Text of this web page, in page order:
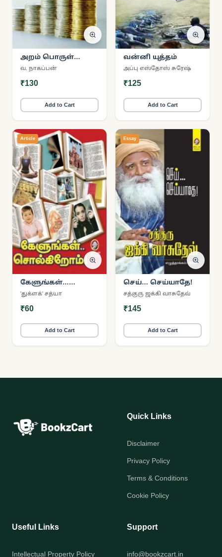
அறம் பொருள்
இன்பம் (விகடன்
பிரசுரம்)
வ. நாகப்பன்
₹130
Add to Cart
வன்னி யுத்தம்
அப்பு எஸ்தோஸ் சுரேஷ்
₹125
Add to Cart
Article
கேளுங்கள்…
சொல்கிறோம்!
'துக்ளக்' சத்யா
₹60
Add to Cart
Essay
செய்… செய்யாதே!
சத்குரு ஜக்கி வாசுதேவ்
₹145
Add to Cart
Quick Links
Disclaimer
Privacy Policy
Terms & Conditions
Cookie Policy
Useful Links
Intellectual Property Policy
Support
info@bookzcart.in